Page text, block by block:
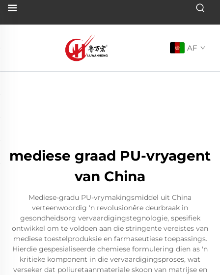
AF
mediese graad PU-vryagent
van China
Mediese-gradu PU-vrymakingsmiddel uit China
verteenwoordig 'n revolusionêre deurbraak in
gesondheidsorg vervaardigingstegnologie, spesifiek
ontwikkel om te voldoen aan die stringente vereistes van
mediese toestelproduksie en farmaseutiese toepassings.
Hierdie gespesialiseerde chemiese formulering dien as 'n
kritieke komponent in die vervaardigingsproses, wat
verseker dat poliuretaanmateriale skoon van matrijse en